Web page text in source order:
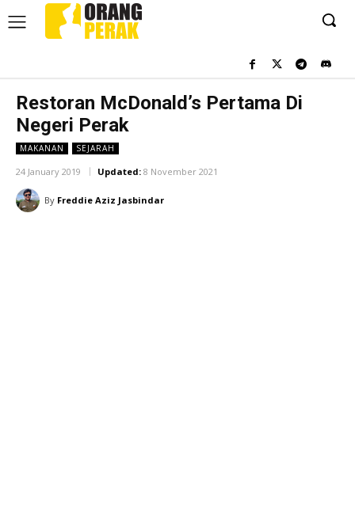
Restoran McDonald’s Pertama Di
Negeri Perak
MAKANAN SEJARAH
24 January 2019 Updated: 8 November 2021
By Freddie Aziz Jasbindar